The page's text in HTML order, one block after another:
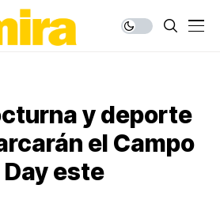
y deporte
el Campo
este